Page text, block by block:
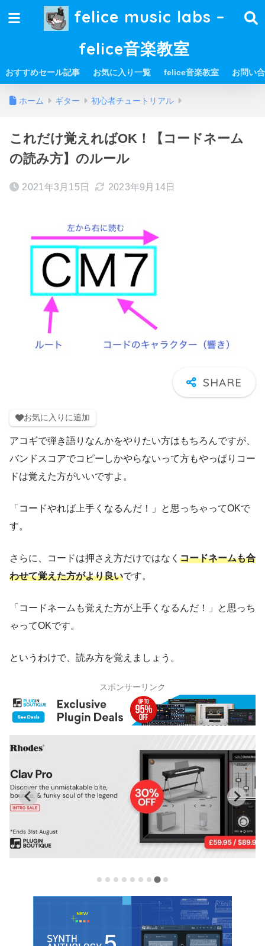
felice music labs –
felice音楽教室
おすすめセール記事 お気に入り一覧 felice音楽教室 お問い
ホーム ギター 初心者チュートリアル
これだけ覚えればOK！【コードネーム
の読み方】のルール
2021年3月15日 2023年9月14日
お気に入りに追加
アコギで弾き語りなんかをやりたい方はもちろんですが、
バンドスコアでコピーしかやらないって方もやっぱりコー
ドは覚えた方がいいですよ。
「コードやれば上手くなるんだ！」と思っちゃってOKで
す。
さらに、コードは押さえ方だけではなく コードネームも合
わせて覚えた方がより良いです。
「コードネームも覚えた方が上手くなるんだ！」と思っち
ゃってOKです。
というわけで、読み方を覚えましょう。
スポンサーリンク